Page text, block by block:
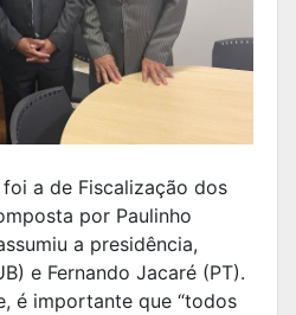
a de Fiscalização dos
por Paulinho
a presidência,
e Fernando Jacaré (PT).
é importante que “todos